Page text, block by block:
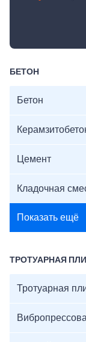
БЕТОН
Бетон
Цемент
Кладочная
Показать ещё
ТРОТУАРНАЯ
Тротуарная